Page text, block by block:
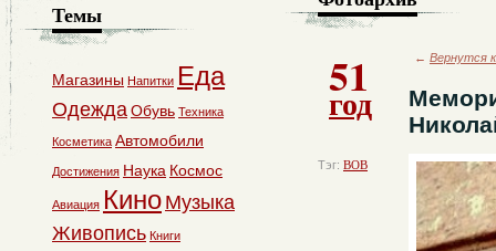
51
год
Тэг: ВОВ
← Вернутся
Темы
Магазины Напитки Еда
ОдеждаОбувь Техника
Косметика Автомобили
Достижения Наука Космос
Авиация Кино Музыка
Живопись Книги